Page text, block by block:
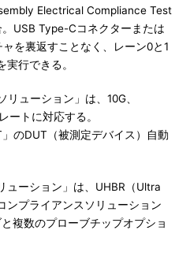
Electrical Compliance Test
USB Type-Cコネクターまたは
を裏返すことなく、レーン0と1
行できる。
ューション」は、10G、
ートに対応する。
のDUT（被測定デバイス）自動
ーション」は、UHBR（Ultra
ンプライアンスソリューション
複数のプローブチップオプショ